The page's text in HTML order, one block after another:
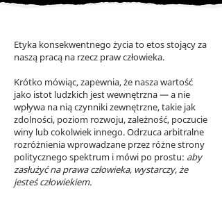
Etyka konsekwentnego życia to etos stojący za
naszą pracą na rzecz praw człowieka.
Krótko mówiąc, zapewnia, że nasza wartość
jako istot ludzkich jest wewnętrzna — a nie
wpływa na nią czynniki zewnętrzne, takie jak
zdolności, poziom rozwoju, zależność, poczucie
winy lub cokolwiek innego. Odrzuca arbitralne
rozróżnienia wprowadzane przez różne strony
politycznego spektrum i mówi po prostu: aby
zasłużyć na prawa człowieka, wystarczy, że
jesteś człowiekiem.